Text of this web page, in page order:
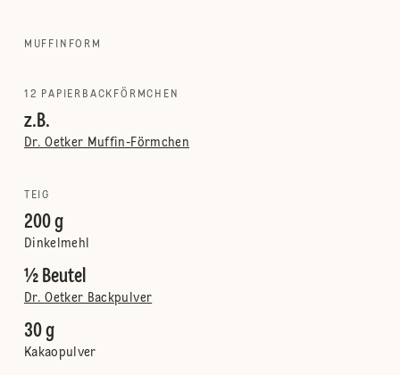
MUFFINFORM
12 PAPIERBACKFÖRMCHEN
z.B.
Dr. Oetker Muffin-Förmchen
TEIG
200 g
Dinkelmehl
½ Beutel
Dr. Oetker Backpulver
30 g
Kakaopulver